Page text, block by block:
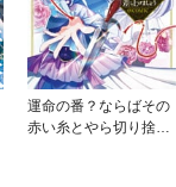
運命の番？ならばその
赤い糸とやら切り捨て